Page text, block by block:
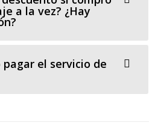
a la vez? ¿Hay
pagar el servicio de